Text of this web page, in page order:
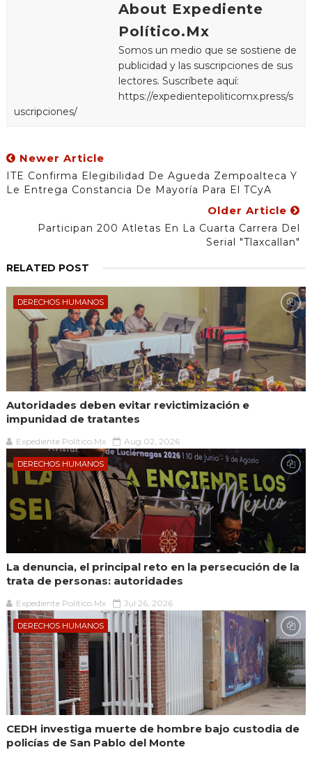
About Expediente
Político.Mx
Somos un medio que se sostiene de
publicidad y las suscripciones de sus
lectores. Suscríbete aquí:
https://expedientepoliticomx.press/s
uscripciones/
Newer Article
ITE Confirma Elegibilidad De Agueda Zempoalteca Y
Le Entrega Constancia De Mayoría Para El TCyA
Older Article
Participan 200 Atletas En La Cuarta Carrera Del
Serial "Tlaxcallan"
RELATED POST
DERECHOS HUMANOS
Autoridades deben evitar revictimización e
impunidad de tratantes
Expediente Político.Mx Aug 02, 2026
DERECHOS HUMANOS
La denuncia, el principal reto en la persecución de la
trata de personas: autoridades
Expediente Político.Mx Jul 26, 2026
DERECHOS HUMANOS
CEDH investiga muerte de hombre bajo custodia de
policías de San Pablo del Monte